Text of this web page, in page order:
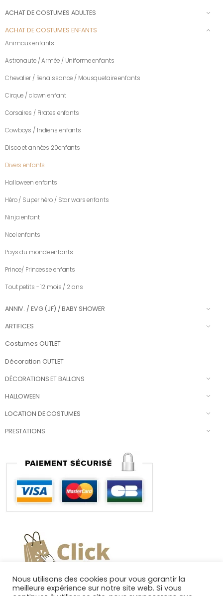
ACHAT DE COSTUMES ADULTES
ACHAT DE COSTUMES ENFANTS
Animaux enfants
Astronaute / Armée / Uniforme enfants
Chevalier / Renaissance / Mousquetaire enfants
Cirque / clown enfant
Corsaires / Pirates enfants
Cowboys / Indiens enfants
Disco et années 20enfants
Divers enfants
Halloween enfants
Héro / Super héro / Star wars enfants
Ninja enfant
Noel enfants
Pays du monde enfants
Prince/ Princesse enfants
Tout petits - 12 mois / 2 ans
ANNIV. / EVG (JF) / BABY SHOWER
ARTIFICES
Costumes OUTLET
Décoration OUTLET
DÉCORATIONS ET BALLONS
HALLOWEEN
LOCATION DE COSTUMES
PRESTATIONS
Nous utilisons des cookies pour vous garantir la
meilleure expérience sur notre site web. Si vous